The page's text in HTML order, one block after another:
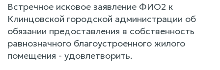
Встречное исковое заявление ФИО2 к
Клинцовской городской администрации об
обязании предоставления в собственность
равнозначного благоустроенного жилого
помещения - удовлетворить.